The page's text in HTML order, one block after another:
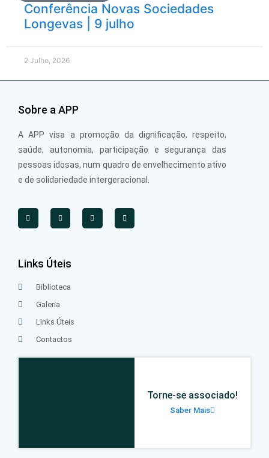
Conferência Novas Sociedades
Longevas | 9 julho
2 Julho, 2026
Sobre a APP
A APP visa a promoção da dignificação, respeito,
saúde, autonomia, participação e segurança das
pessoas idosas, num quadro de envelhecimento ativo
e de solidariedade intergeracional.
Links Úteis
Biblioteca
Galeria
Links Úteis
Contactos
Torne-se associado!
Saber Mais